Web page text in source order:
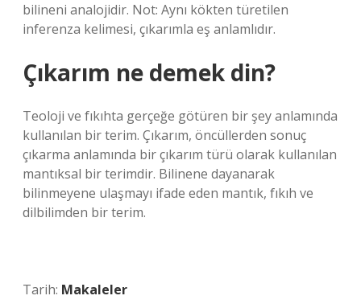
bilineni analojidir. Not: Aynı kökten türetilen
inferenza kelimesi, çıkarımla eş anlamlıdır.
Çıkarım ne demek din?
Teoloji ve fıkıhta gerçeğe götüren bir şey anlamında
kullanılan bir terim. Çıkarım, öncüllerden sonuç
çıkarma anlamında bir çıkarım türü olarak kullanılan
mantıksal bir terimdir. Bilinene dayanarak
bilinmeyene ulaşmayı ifade eden mantık, fıkıh ve
dilbilimden bir terim.
Tarih: Makaleler